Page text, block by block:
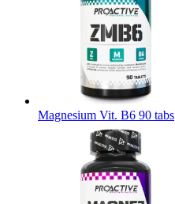
Magnesium Vit. B6 90 tabs